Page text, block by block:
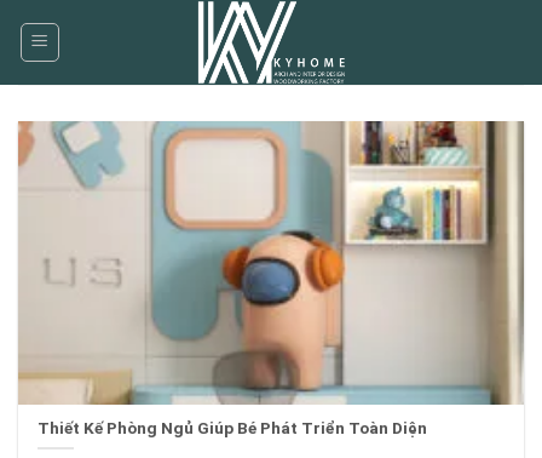
Thiết Kế Phòng Ngủ Giúp Bé Phát Triển Toàn Diện